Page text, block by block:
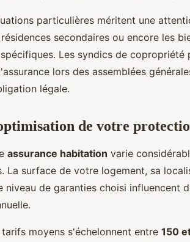
particulières méritent une
secondaires ou encore les
Les syndics de copropriété
lors des assemblées
légale.
de votre
assurance habitation varie
La surface de votre logement, sa
niveau de garanties choisi influencent
moyens s'échelonnent entre 150